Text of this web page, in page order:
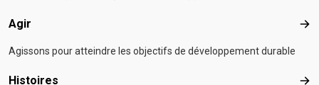
Agir Agir
Agissons pour atteindre les objectifs de développement durable
Histoires